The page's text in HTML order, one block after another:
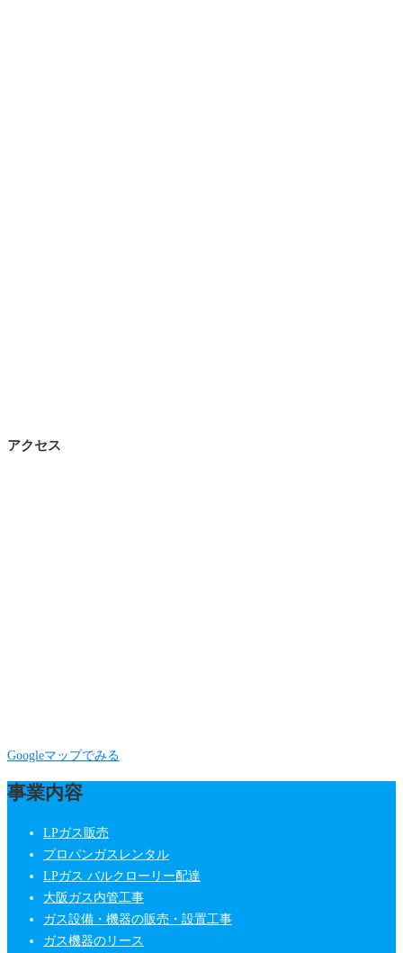
アクセス
Googleマップでみる
事業内容
LPガス販売
プロパンガスレンタル
LPガス バルクローリー配達
大阪ガス内管工事
ガス設備・機器の販売・設置工事
ガス機器のリース